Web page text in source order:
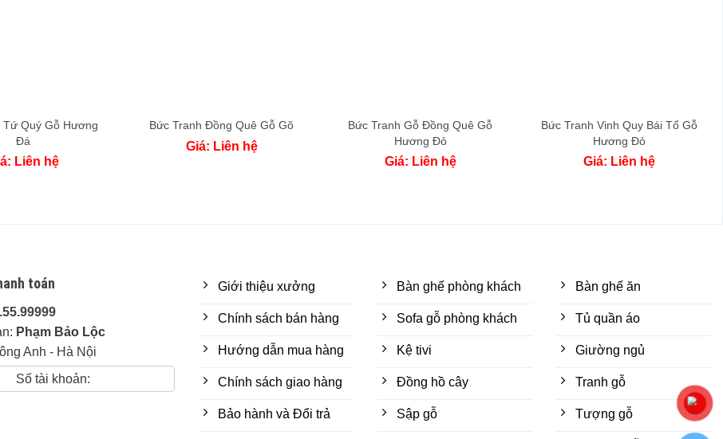
Tứ Quý Gỗ Hương
Đá
Liên hệ
Bức Tranh Đồng Quê Gỗ Gõ
Giá: Liên hệ
Bức Tranh Gỗ Đồng Quê Gỗ
Hương Đỏ
Giá: Liên hệ
Bức Tranh Vinh Quy Bái Tổ Gỗ
Hương Đỏ
Giá: Liên hệ
toán
Phạm Bảo Lộc
Anh - Hà Nội
Số tài khoản:
Giới thiệu xưởng
Chính sách bán hàng
Hướng dẫn mua hàng
Chính sách giao hàng
Bảo hành và Đổi trả
Bàn ghế phòng khách
Sofa gỗ phòng khách
Kệ tivi
Đồng hồ cây
Sập gỗ
Bàn ghế ăn
Tủ quần áo
Giường ngủ
Tranh gỗ
Tượng gỗ